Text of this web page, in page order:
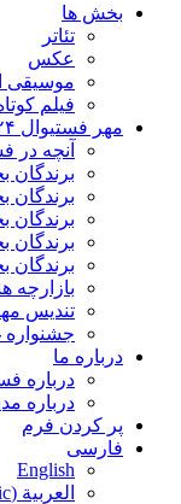
بخش ها
تئاتر
عکس
موسیقی
فیلم
مهر فستیوال ۲۰۲۴
آنچه در
برندگان
برندگان
برندگان
بازارچه
تندیس
جشنواره
درباره ما
درباره
درباره
پر کردن فرم
فارسی
English
العربية (